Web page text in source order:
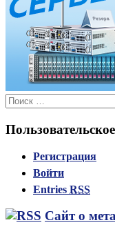
Поиск:
Регистрация
Войти
Entries RSS
Сайт о